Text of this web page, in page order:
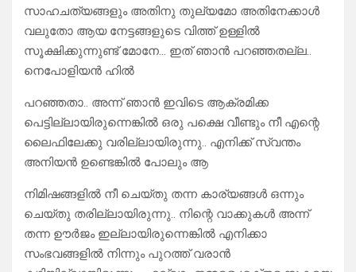
സാഹചത്യങ്ങളും അതിനു തുല്യമോ അതിനേക്കാൾ
വലുതോ ആയ നേട്ടങ്ങളുടെ വിത്ത് ഉള്ളിൽ
സൂക്ഷിക്കുന്നുണ്ട് മോനേ… ഇത് ഞാൻ പറഞ്ഞതല്ല..
നെപോളിയൻ ഹിൽ
പറഞ്ഞതാ.. അന്ന് ഞാൻ ഇവിടെ ആക്രമിക്ക
പെട്ടില്ലായിരുന്നെങ്കിൽ ഒരു പക്ഷെ വീണ്ടും നീ എന്റെ
ലൈഫിലേക്കു വരില്ലായിരുന്നു.. എനിക്ക് സ്വന്തം
അനിയൻ ഉണ്ടെങ്കിൽ പോലും ആ
നിമിഷങ്ങളിൽ നീ ചെയ്തു തന്ന കാര്യങ്ങൾ ഒന്നും
ചെയ്തു തരില്ലായിരുന്നു.. നിന്റെ വാക്കുകൾ അന്ന്
തന്ന ഊർജം ഇല്ലായിരുന്നെങ്കിൽ എനിക്കാ
സംഭവങ്ങളിൽ നിന്നും പുറത്ത് വരാൻ